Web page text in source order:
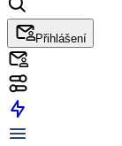
Přihlášení